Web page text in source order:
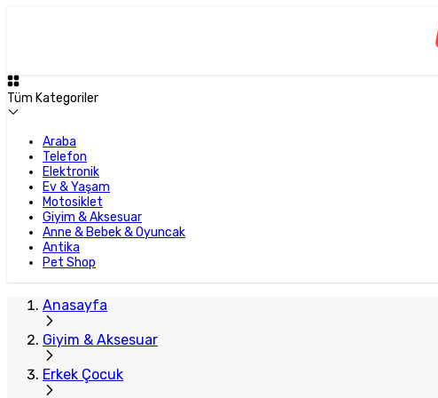
Tüm Kategoriler
Araba
Telefon
Elektronik
Ev & Yaşam
Motosiklet
Giyim & Aksesuar
Anne & Bebek & Oyuncak
Antika
Pet Shop
Anasayfa
Giyim & Aksesuar
Erkek Çocuk